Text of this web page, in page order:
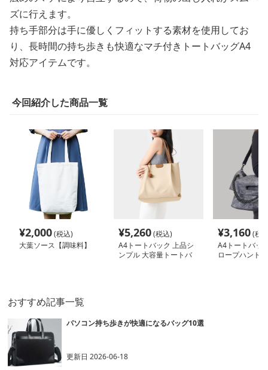
ズに行えます。
持ち手部分は手に優しくフィットする素材を使用してお
り、長時間の持ち歩きも快適なマチ付きトートバッグA4
対応アイテムです。
今回紹介した商品一覧
¥2,000(税込)
大葉ソース【調味料】
¥5,260(税込)
A4トートバック 上品シ
ンプル 大容量トートバ
¥3,160(税
A4トートバッ
ロープハンド
おすすめ記事一覧
パソコン持ち歩きが快適になるバッグ10選
更新日2026-06-18